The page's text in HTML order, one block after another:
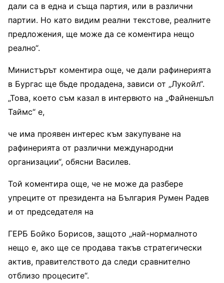
дали са в една и съща партия, или в различни
партии. Но като видим реални текстове, реалните
предложения, ще може да се коментира нещо
реално“.
Министърът коментира още, че дали рафинерията
в Бургас ще бъде продадена, зависи от „Лукойл“.
„Това, което съм казал в интервюто на „Файненшъл
Таймс“ е,
че има проявен интерес към закупуване на
рафинерията от различни международни
организации“, обясни Василев.
Той коментира още, че не може да разбере
упреците от президента на България Румен Радев
и от председателя на
ГЕРБ Бойко Борисов, защото „най-нормалното
нещо е, ако ще се продава такъв стратегически
актив, правителството да следи сравнително
отблизо процесите“.